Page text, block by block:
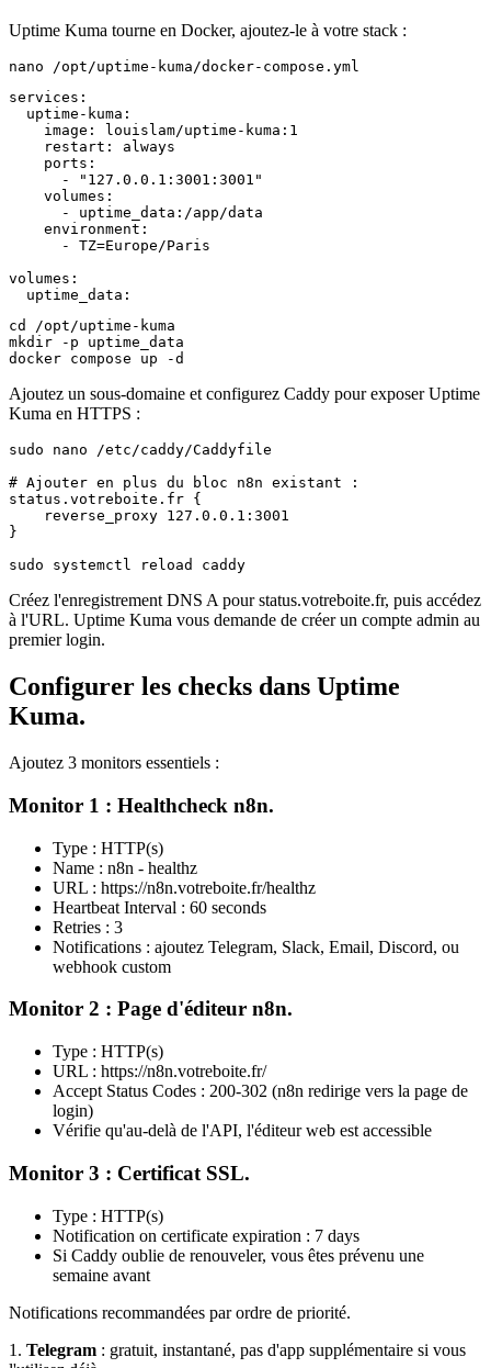
Uptime Kuma tourne en Docker, ajoutez-le à votre stack :
nano /opt/uptime-kuma/docker-compose.yml
services:
  uptime-kuma:
    image: louislam/uptime-kuma:1
    restart: always
    ports:
      - "127.0.0.1:3001:3001"
    volumes:
      - uptime_data:/app/data
    environment:
      - TZ=Europe/Paris
volumes:
  uptime_data:
cd /opt/uptime-kuma
mkdir -p uptime_data
docker compose up -d
Ajoutez un sous-domaine et configurez Caddy pour exposer Uptime
Kuma en HTTPS :
sudo nano /etc/caddy/Caddyfile
# Ajouter en plus du bloc n8n existant :
status.votreboite.fr {
    reverse_proxy 127.0.0.1:3001
}
sudo systemctl reload caddy
Créez l'enregistrement DNS A pourstatus.votreboite.fr, puis accédez
à l'URL. Uptime Kuma vous demande de créer un compte admin au
premier login.
Configurer les checks dans Uptime
Kuma.
Ajoutez 3 monitors essentiels :
Monitor 1 : Healthcheck n8n.
Type : HTTP(s)
Name : n8n - healthz
URL : https://n8n.votreboite.fr/healthz
Heartbeat Interval : 60 seconds
Retries : 3
Notifications : ajoutez Telegram, Slack, Email, Discord, ou
webhook custom
Monitor 2 : Page d'éditeur n8n.
Type : HTTP(s)
URL : https://n8n.votreboite.fr/
Accept Status Codes : 200-302 (n8n redirige vers la page de
login)
Vérifie qu'au-delà de l'API, l'éditeur web est accessible
Monitor 3 : Certificat SSL.
Type : HTTP(s)
Notification on certificate expiration : 7 days
Si Caddy oublie de renouveler, vous êtes prévenu une
semaine avant
Notifications recommandées par ordre de priorité.
1. Telegram : gratuit, instantané, pas d'app supplémentaire si vous